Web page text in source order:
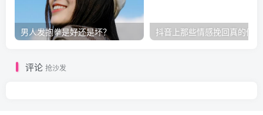
男人发抱拳是好还是坏？ 抖音上那些情感挽回真的假的
评论 抢沙发